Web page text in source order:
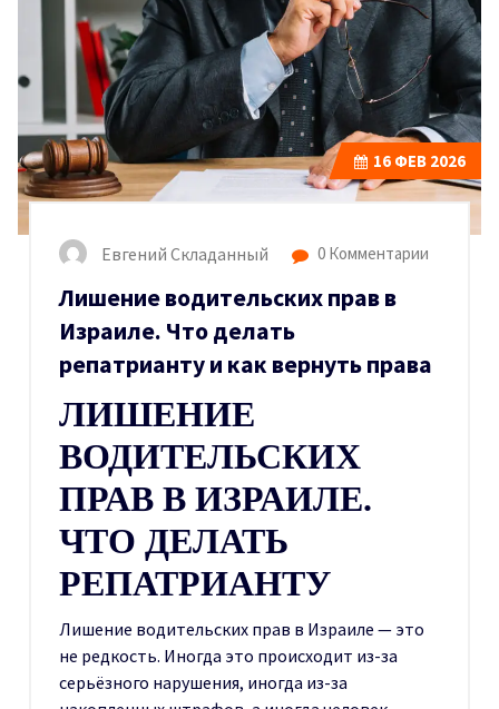
16 ФЕВ 2026
Евгений Складанный 0 Комментарии
Лишение водительских прав в
Израиле. Что делать
репатрианту и как вернуть права
ЛИШЕНИЕ
ВОДИТЕЛЬСКИХ
ПРАВ В ИЗРАИЛЕ.
ЧТО ДЕЛАТЬ
РЕПАТРИАНТУ
Лишение водительских прав в Израиле — это
не редкость. Иногда это происходит из-за
серьёзного нарушения, иногда из-за